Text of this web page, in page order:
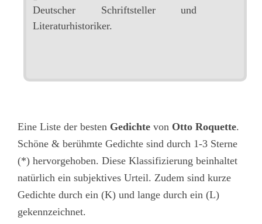
Deutscher Schriftsteller und
Literaturhistoriker.
Eine Liste der besten Gedichte von Otto Roquette.
Schöne & berühmte Gedichte sind durch 1-3 Sterne
(*) hervorgehoben. Diese Klassifizierung beinhaltet
natürlich ein subjektives Urteil. Zudem sind kurze
Gedichte durch ein (K) und lange durch ein (L)
gekennzeichnet.